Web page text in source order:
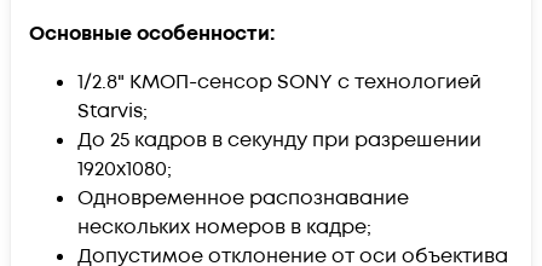
Основные особенности:
1/2.8" КМОП-сенсор SONY с технологией
Starvis;
До 25 кадров в секунду при разрешении
1920х1080;
Одновременное распознавание
нескольких номеров в кадре;
Допустимое отклонение от оси объектива